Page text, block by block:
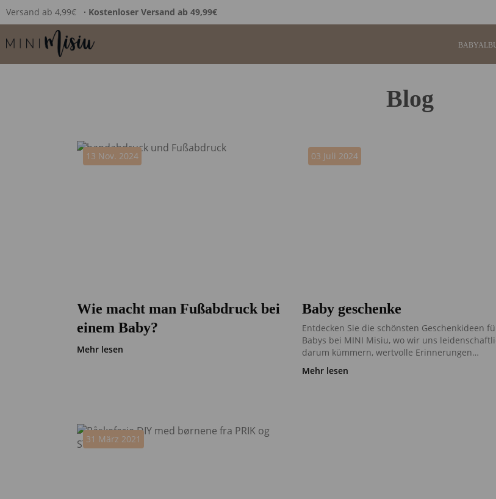
Versand ab 4,99€ ∙ Kostenloser Versand ab 49,99€
Blog
13 Nov. 2024
Wie macht man Fußabdruck bei
einem Baby?
Mehr lesen
03 Juli 2024
Baby geschenke
Entdecken Sie die schönsten Geschenkideen
Babys bei MINI Misiu, wo wir uns
darum kümmern, wertvolle Erinnerungen…
Mehr lesen
31 März 2021